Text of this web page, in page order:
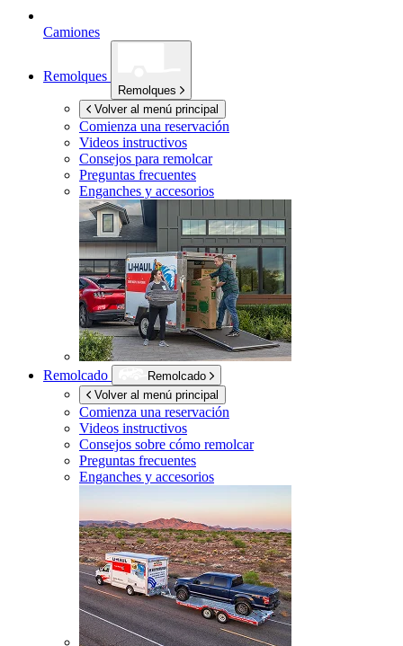
Camiones
Remolques
Remolques
Volver al menú principal
Comienza una reservación
Videos instructivos
Consejos para remolcar
Preguntas frecuentes
Enganches y accesorios
Remolcado
Remolcado
Volver al menú principal
Comienza una reservación
Videos instructivos
Consejos sobre cómo remolcar
Preguntas frecuentes
Enganches y accesorios